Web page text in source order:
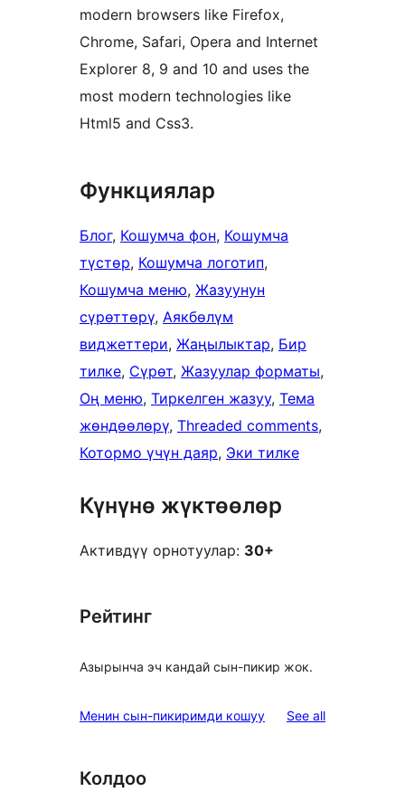
modern browsers like Firefox,
Chrome, Safari, Opera and Internet
Explorer 8, 9 and 10 and uses the
most modern technologies like
Html5 and Css3.
Функциялар
Блог, Кошумча фон, Кошумча
түстөр, Кошумча логотип
Кошумча меню, Жазуунун
сүрөттөрү, Аякбөлүм
виджеттери, Жаңылыктар, Бир
тилке, Сүрөт, Жазуулар форматы
Оң меню, Тиркелген жазуу, Тема
жөндөөлөрү, Threaded comments
Котормо үчүн даяр, Эки тилке
Күнүнө жүктөөлөр
Активдүү орнотуулар: 30+
Рейтинг
Азырынча эч кандай сын-пикир жок.
Менин сын-пикиримди кошуу See allreviews
Колдоо